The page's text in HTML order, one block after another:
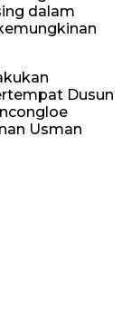
dalam
Dusun
Usman